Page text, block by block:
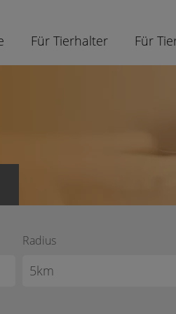
Für Tierhalter Für
Radius